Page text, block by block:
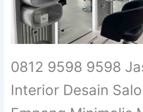
0812 9598 9598
Interior Desain